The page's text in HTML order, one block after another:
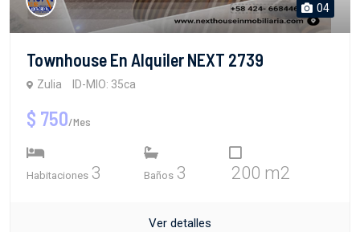
04
Townhouse En Alquiler NEXT 2739
Zulia ID-MIO: 35ca
$ 750/Mes
Habitaciones 3 Baños 3 200 m2
Ver detalles